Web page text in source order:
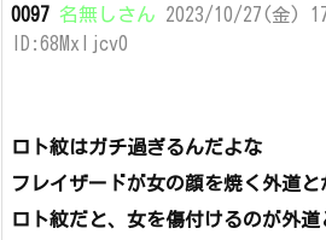
0097 名無しさん 2023/10/27(金)
ID:68Mxljcv0
ロト紋はガチ過ぎるんだよな
フレイザードが女の顔を焼く外道
ロト紋だと、女を傷付けるのが外